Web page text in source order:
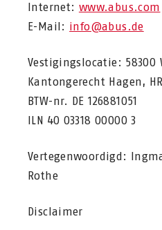
Internet: www.abus.com
E-Mail: info@abus.de
Vestigingslocatie: 58300
Kantongerecht Hagen,
BTW-nr. DE 126881051
ILN 40 03318 00000 3
Vertegenwoordigd:
Rothe
Disclaimer